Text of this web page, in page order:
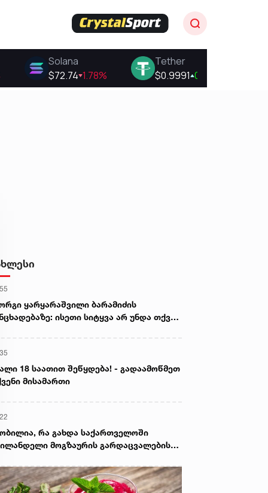
ყარყარაშვილი ბარამიძის
ისეთი სიტყვა არ უნდა თქვა,
წარმოაჩენს, შენი სიტყვები
და რუსული სააგენტოების მიერ
წაღებული და ყველა ქართველს
18 საათით შეწყდება! - გადაამოწმეთ
მისამართი
რა გახდა საქართველოში
მოგზაურის გარდაცვალების